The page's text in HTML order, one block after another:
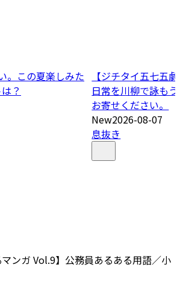
。この夏楽しみた
？
【ジチタイ五七五
日常を川柳で詠も
お寄せください。
New2026-08-07
息抜き
マンガ Vol.9】公務員あるある用語／小